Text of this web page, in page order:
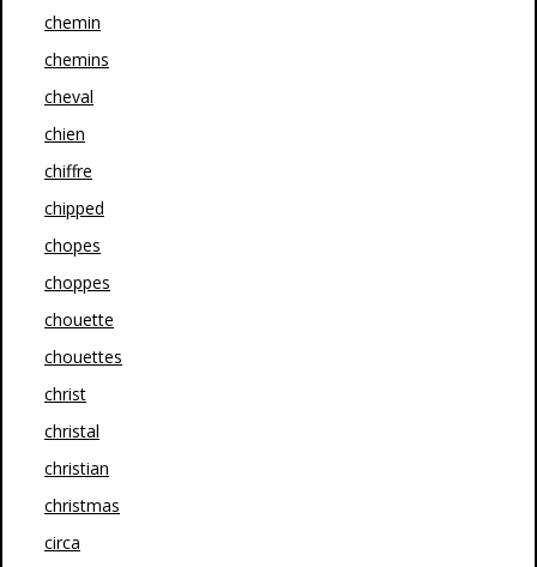
chemin
chemins
cheval
chien
chiffre
chipped
chopes
choppes
chouette
chouettes
christ
christal
christian
christmas
circa